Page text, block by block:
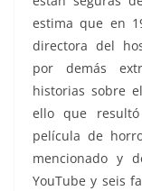
estima que en
directora del
por demás
historias sobre
ello que
película de
mencionado y
YouTube y seis